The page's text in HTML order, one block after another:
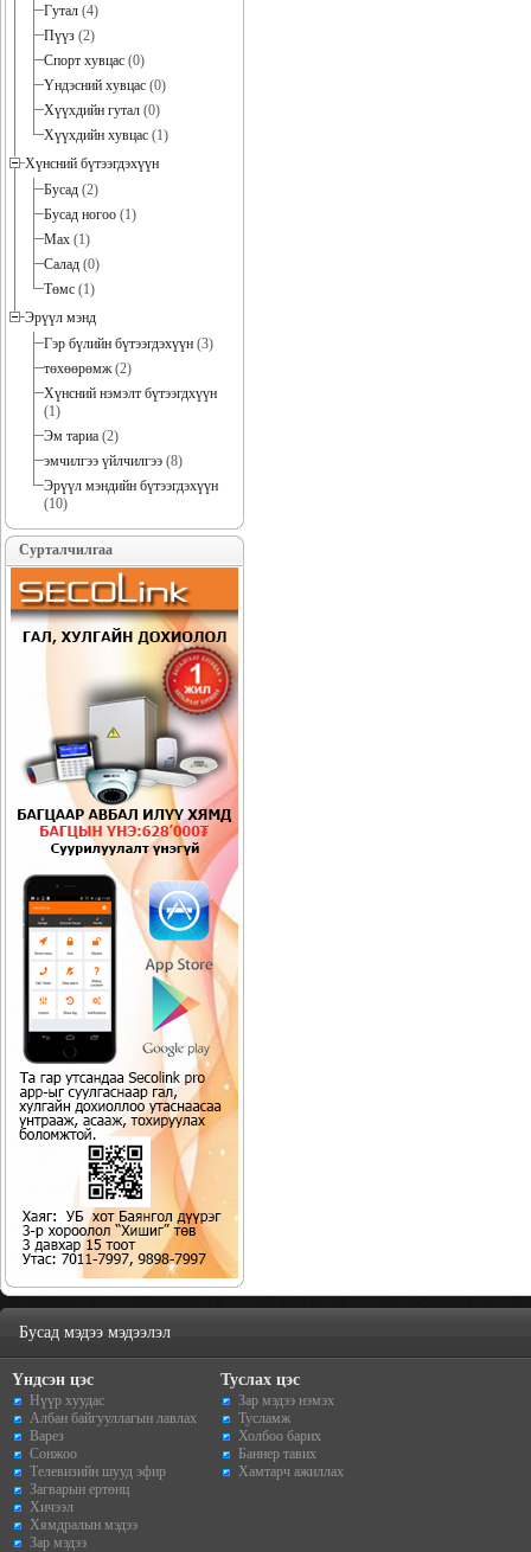
Гутал (4)
Пүүз (2)
Спорт хувцас (0)
Үндэсний хувцас (0)
Хүүхдийн гутал (0)
Хүүхдийн хувцас (1)
Хүнсний бүтээгдэхүүн
Бусад (2)
Бусад ногоо (1)
Мах (1)
Салад (0)
Төмс (1)
Эрүүл мэнд
Гэр бүлийн бүтээгдэхүүн (3)
төхөөрөмж(2)
Хүнсний нэмэлт бүтээгдхүүн
(1)
Эм тариа (2)
эмчилгээ үйлчилгээ (8)
Эрүүл мэндийн бүтээгдэхүүн
(10)
Сурталчилгаа
Бусад мэдээ мэдээлэл
Үндсэн цэс
Нүүр хуудас
Албан байгууллагын лавлах
Варез
Сонжоо
Телевизийн шууд эфир
Загварын ертөнц
Хичээл
Хямдралын мэдээ
Зар мэдээ
Туслах цэс
Зар мэдээ нэмэх
Тусламж
Холбоо барих
Баннер тавих
Хамтарч ажиллах